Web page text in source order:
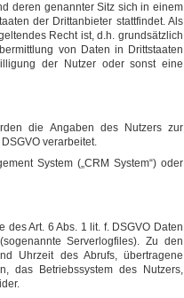
deren genannter Sitz sich in einem
der Drittanbieter stattfindet. Als
Recht ist, d.h. grundsätzlich
von Daten in Drittstaaten
der Nutzer oder sonst eine
die Angaben des Nutzers zur
verarbeitet.
System („CRM System“) oder
Art. 6 Abs. 1 lit. f. DSGVO Daten
Serverlogfiles). Zu den
Uhrzeit des Abrufs, übertragene
das Betriebssystem des Nutzers,